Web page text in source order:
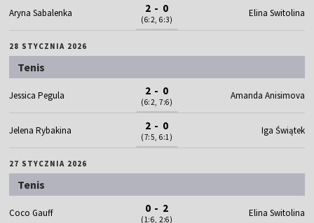
Aryna Sabalenka 2 - 0
(6:2, 6:3)
Elina Switolina
28 STYCZNIA 2026
Tenis
Jessica Pegula 2 - 0
(6:2, 7:6)
Amanda Anisimova
Jelena Rybakina 2 - 0
(7:5, 6:1)
Iga Świątek
27 STYCZNIA 2026
Tenis
Coco Gauff 0 - 2
(1:6, 2:6)
Elina Switolina